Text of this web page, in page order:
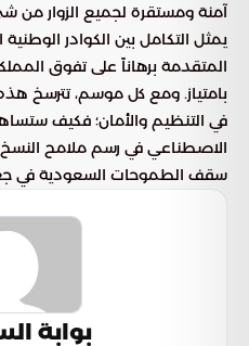
آمنة ومستقرة لجميع الزوار من
يمثل التكامل بين الكوادر
المتقدمة برهاناً على تفوق
بامتياز. ومع كل موسم، تترسخ
في التنظيم والأمان؛ فكيف
الاصطناعي في رسم ملامح
سقف الطموحات السعودية في جعل
بوابة